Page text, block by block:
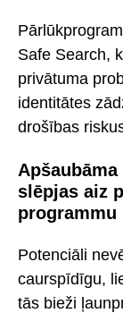
Safe Search,
privātuma
identitātes
drošības
slēpjas aiz
Potenciāli
caurspīdīgu,
tās bieži